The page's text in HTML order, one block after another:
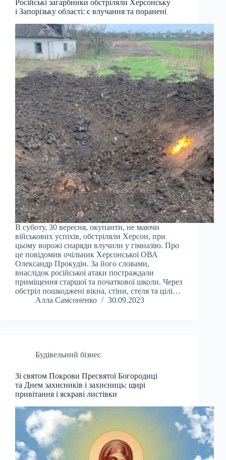
Російські загарбники обстріляли Херсонську
і Запорізьку області: є влучання та поранені
В суботу, 30 вересня, окупанти, не маючи
військових успіхів, обстріляли Херсон, при
цьому ворожі снаряди влучили у гімназію. Про
це повідомив очільник Херсонської ОВА
Олександр Прокудін. За його словами,
внаслідок російської атаки постраждали
приміщення старшої та початкової школи. Через
обстріл пошкоджені вікна, стіни, стеля та цілі…
Алла Самсоненко
30.09.2023
Будівельний бізнес
Зі святом Покрови Пресвятої Богородиці
та Днем захисників і захисниць: щирі
привітання і яскраві листівки